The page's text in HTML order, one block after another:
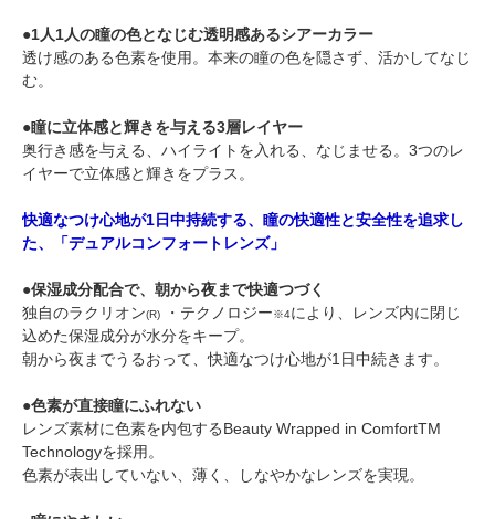
●1人1人の瞳の色となじむ透明感あるシアーカラー
透け感のある色素を使用。本来の瞳の色を隠さず、活かしてなじ
む。
●瞳に立体感と輝きを与える3層レイヤー
奥行き感を与える、ハイライトを入れる、なじませる。3つのレ
イヤーで立体感と輝きをプラス。
快適なつけ心地が1日中持続する、瞳の快適性と安全性を追求し
た、「デュアルコンフォートレンズ」
●保湿成分配合で、朝から夜まで快適つづく
独自のラクリオン(R) ・テクノロジー※4により、レンズ内に閉じ
込めた保湿成分が水分をキープ。
朝から夜までうるおって、快適なつけ心地が1日中続きます。
●色素が直接瞳にふれない
レンズ素材に色素を内包するBeauty Wrapped in ComfortTM
Technologyを採用。
色素が表出していない、薄く、しなやかなレンズを実現。